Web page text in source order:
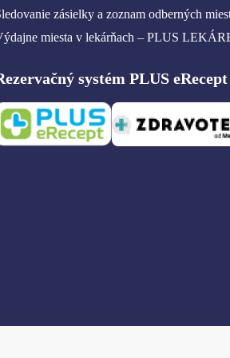
zásielky a zoznam odberných
miesta v lekárňach – PLUS
systém PLUS eRecept